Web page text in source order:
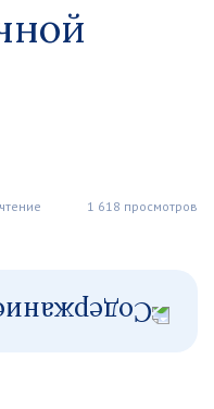
1 618 просмотров